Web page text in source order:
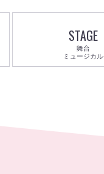
STAGE
舞台
ミュージカル